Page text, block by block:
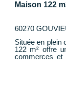
Maison 122
60270
Située en plein
122 m² offre
commerces et des